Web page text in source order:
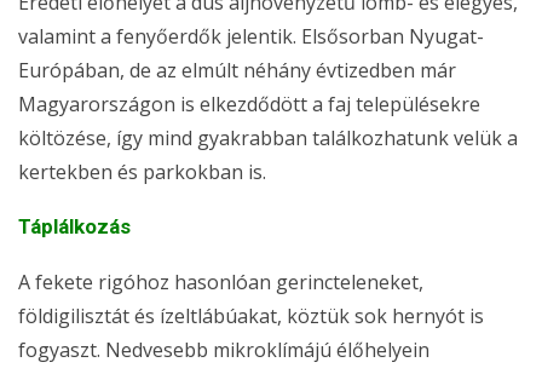
valamint a fenyőerdők jelentik. Elsősorban Nyugat-
Európában, de az elmúlt néhány évtizedben már
Magyarországon is elkezdődött a faj településekre
költözése, így mind gyakrabban találkozhatunk velük a
kertekben és parkokban is.
Táplálkozás
A fekete rigóhoz hasonlóan gerincteleneket,
földigilisztát és ízeltlábúakat, köztük sok hernyót is
fogyaszt. Nedvesebb mikroklímájú élőhelyein